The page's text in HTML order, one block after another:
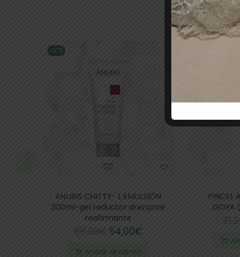
-21%
ANUBIS CHITTY- L EMULSIÓN
200ml-gel reductor drenante
reafirmante
68,00€ 54,00€
Añadir al carrito
PINCEL
,GOYA